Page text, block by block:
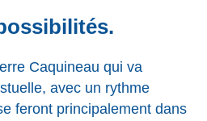
Caquineau qui va
avec un rythme
feront principalement dans